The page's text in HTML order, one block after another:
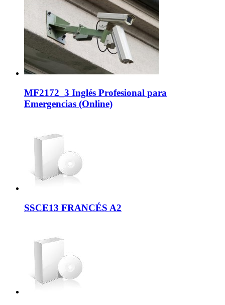
MF2172_3 Inglés Profesional para
Emergencias (Online)
SSCE13 FRANCÉS A2